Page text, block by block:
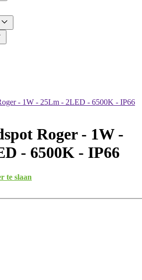
- 1W - 25Lm - 2LED - 6500K - IP66
Roger - 1W -
- 6500K - IP66
te slaan